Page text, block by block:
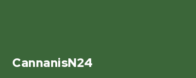
CannanisN24